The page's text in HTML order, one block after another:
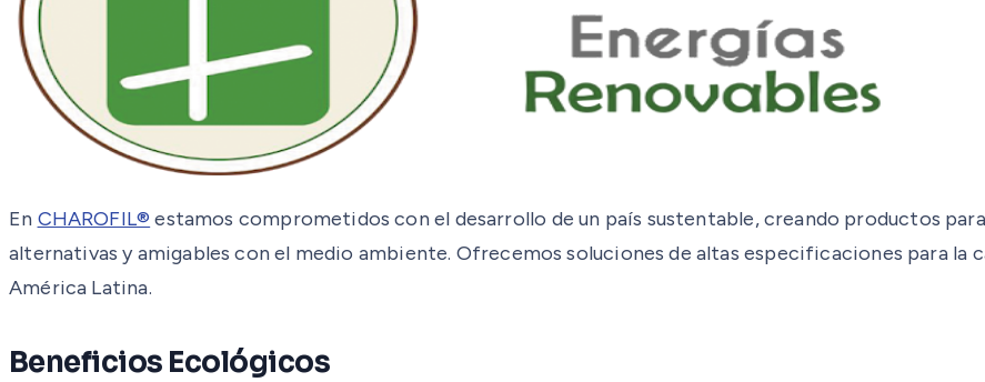
En CHAROFIL® estamos comprometidos con el desarrollo de un país sustentable, creando productos
alternativas y amigables con el medio ambiente. Ofrecemos soluciones de altas especificaciones para la
América Latina.
Beneficios Ecológicos